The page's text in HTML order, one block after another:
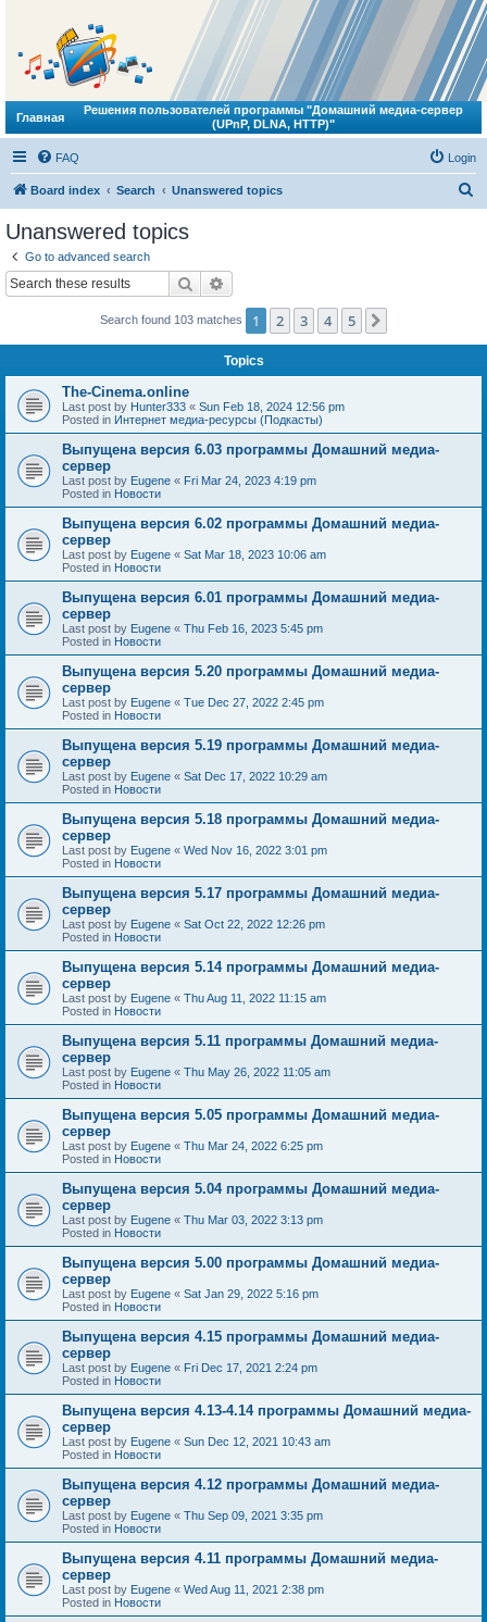
Главная
Решения пользователей программы "Домашний медиа-сервер
(UPnP, DLNA, HTTP)"
FAQ Login
Board index Search Unanswered topics
Unanswered topics
Go to advanced search
Search
Search found 103 matches 1 2 3 4 5
Topics
The-Cinema.online
Last post by Hunter333 « Sun Feb 18, 2024 12:56 pm
Posted in Интернет медиа-ресурсы (Подкасты)
Выпущена версия 6.03 программы Домашний медиа-
сервер
Last post by Eugene « Fri Mar 24, 2023 4:19 pm
Posted in Новости
Выпущена версия 6.02 программы Домашний медиа-
сервер
Last post by Eugene « Sat Mar 18, 2023 10:06 am
Posted in Новости
Выпущена версия 6.01 программы Домашний медиа-
сервер
Last post by Eugene « Thu Feb 16, 2023 5:45 pm
Posted in Новости
Выпущена версия 5.20 программы Домашний медиа-
сервер
Last post by Eugene « Tue Dec 27, 2022 2:45 pm
Posted in Новости
Выпущена версия 5.19 программы Домашний медиа-
сервер
Last post by Eugene « Sat Dec 17, 2022 10:29 am
Posted in Новости
Выпущена версия 5.18 программы Домашний медиа-
сервер
Last post by Eugene « Wed Nov 16, 2022 3:01 pm
Posted in Новости
Выпущена версия 5.17 программы Домашний медиа-
сервер
Last post by Eugene « Sat Oct 22, 2022 12:26 pm
Posted in Новости
Выпущена версия 5.14 программы Домашний медиа-
сервер
Last post by Eugene « Thu Aug 11, 2022 11:15 am
Posted in Новости
Выпущена версия 5.11 программы Домашний медиа-
сервер
Last post by Eugene « Thu May 26, 2022 11:05 am
Posted in Новости
Выпущена версия 5.05 программы Домашний медиа-
сервер
Last post by Eugene « Thu Mar 24, 2022 6:25 pm
Posted in Новости
Выпущена версия 5.04 программы Домашний медиа-
сервер
Last post by Eugene « Thu Mar 03, 2022 3:13 pm
Posted in Новости
Выпущена версия 5.00 программы Домашний медиа-
сервер
Last post by Eugene « Sat Jan 29, 2022 5:16 pm
Posted in Новости
Выпущена версия 4.15 программы Домашний медиа-
сервер
Last post by Eugene « Fri Dec 17, 2021 2:24 pm
Posted in Новости
Выпущена версия 4.13-4.14 программы Домашний медиа-
сервер
Last post by Eugene « Sun Dec 12, 2021 10:43 am
Posted in Новости
Выпущена версия 4.12 программы Домашний медиа-
сервер
Last post by Eugene « Thu Sep 09, 2021 3:35 pm
Posted in Новости
Выпущена версия 4.11 программы Домашний медиа-
сервер
Last post by Eugene « Wed Aug 11, 2021 2:38 pm
Posted in Новости